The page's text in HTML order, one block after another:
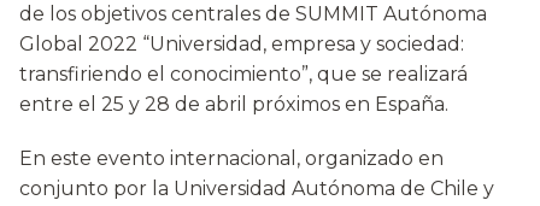
de los objetivos centrales de SUMMIT Autónoma
Global 2022 “Universidad, empresa y sociedad:
transfiriendo el conocimiento”, que se realizará
entre el 25 y 28 de abril próximos en España.
En este evento internacional, organizado en
conjunto por la Universidad Autónoma de Chile y